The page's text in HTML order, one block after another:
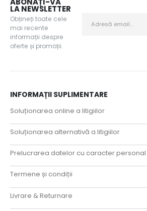
LA NEWSLETTER
Obțineți toate cele
mai recente
informații despre
oferte și promoții.
INFORMAȚII SUPLIMENTARE
Soluționarea online a litigiilor
Soluționarea alternativă a litigiilor
Prelucrarea datelor cu caracter personal
Termene și condiții
Livrare & Returnare